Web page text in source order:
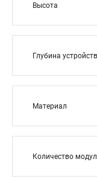
Высота
Глубина
Материал
Количество